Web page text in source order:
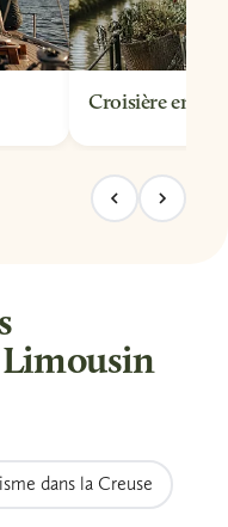
Croisière en
Limousin
dans la Creuse